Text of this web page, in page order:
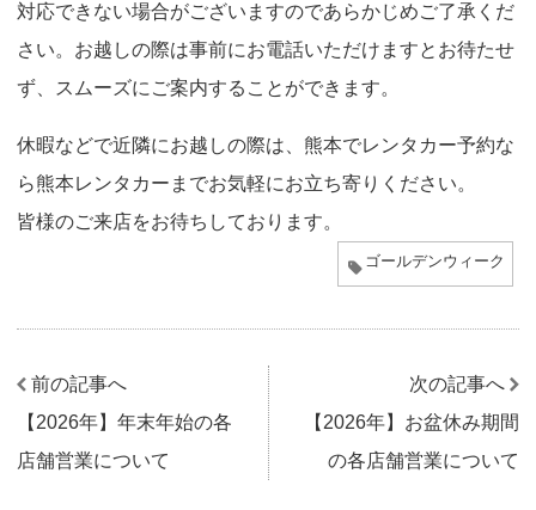
対応できない場合がございますのであらかじめご了承くだ
さい。お越しの際は事前にお電話いただけますとお待たせ
ず、スムーズにご案内することができます。
休暇などで近隣にお越しの際は、熊本でレンタカー予約な
ら熊本レンタカーまでお気軽にお立ち寄りください。
皆様のご来店をお待ちしております。
ゴールデンウィーク
前の記事へ
【2026年】年末年始の各
店舗営業について
次の記事へ
【2026年】お盆休み期間
の各店舗営業について